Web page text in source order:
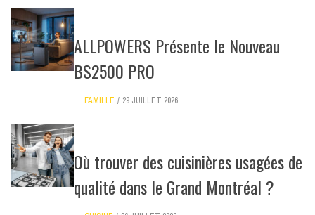
ALLPOWERS Présente le Nouveau
BS2500 PRO
FAMILLE 29 JUILLET 2026
Où trouver des cuisinières usagées de
qualité dans le Grand Montréal ?